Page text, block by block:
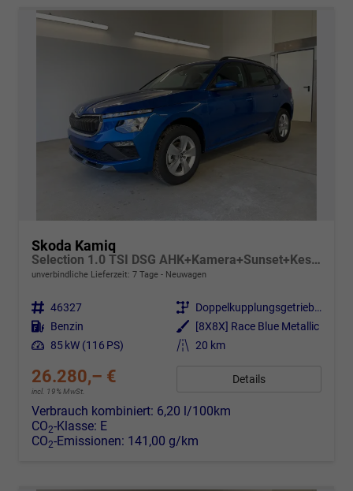
Skoda Kamiq
Selection 1.0 TSI DSG AHK+Kamera+Sunset+Kessy+AppConnect+Sitzheiz+Alu16+GV5
unverbindliche Lieferzeit: 7 Tage Neuwagen
Fahrzeugnr. 46327 Getriebe
Doppelkupplungsgetriebe (DSG)
Kraftstoff Benzin Außenfarbe [8X8X] Race Blue Metallic
Leistung 85 kW (116 PS) Kilometerstand 20 km
26.280,– €
incl. 19% MwSt.
Details
Verbrauch kombiniert: 6,20 l/100km
CO2-Klasse: E
CO2-Emissionen: 141,00 g/km